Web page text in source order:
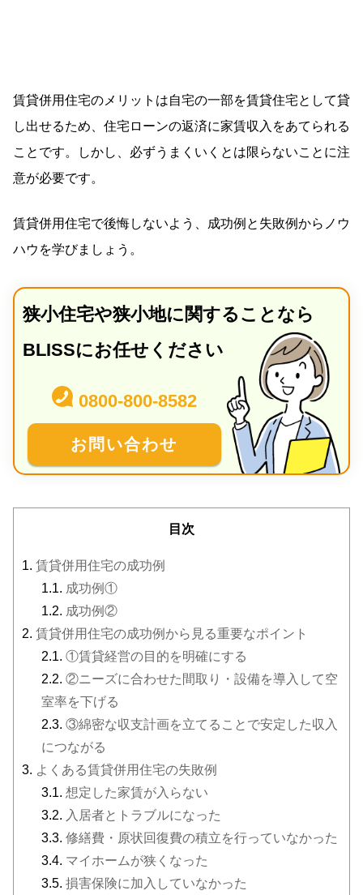
賃貸併用住宅のメリットは自宅の一部を賃貸住宅として貸
し出せるため、住宅ローンの返済に家賃収入をあてられる
ことです。しかし、必ずうまくいくとは限らないことに注
意が必要です。
賃貸併用住宅で後悔しないよう、成功例と失敗例からノウ
ハウを学びましょう。
狭小住宅や狭小地に関することなら
BLISSにお任せください
0800-800-8582
お問い合わせ
目次
1. 賃貸併用住宅の成功例
1.1. 成功例①
1.2. 成功例②
2. 賃貸併用住宅の成功例から見る重要なポイント
2.1. ①賃貸経営の目的を明確にする
2.2. ②ニーズに合わせた間取り・設備を導入して空
室率を下げる
2.3. ③綿密な収支計画を立てることで安定した収入
につながる
3. よくある賃貸併用住宅の失敗例
3.1. 想定した家賃が入らない
3.2. 入居者とトラブルになった
3.3. 修繕費・原状回復費の積立を行っていなかった
3.4. マイホームが狭くなった
3.5. 損害保険に加入していなかった